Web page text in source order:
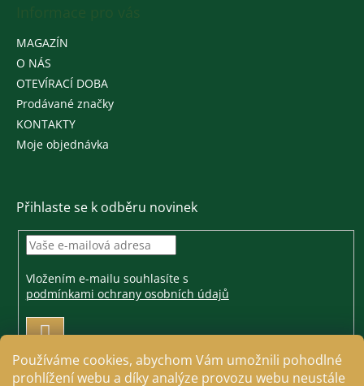
Používáme cookies, abychom Vám umožnili pohodlné
prohlížení webu a díky analýze provozu webu neustále
MAGAZÍN
O NÁS
OTEVÍRACÍ DOBA
Prodávané značky
KONTAKTY
Moje objednávka
Přihlaste se k odběru novinek
Vložením e-mailu souhlasíte s
podmínkami ochrany osobních údajů
PŘIHLÁSIT